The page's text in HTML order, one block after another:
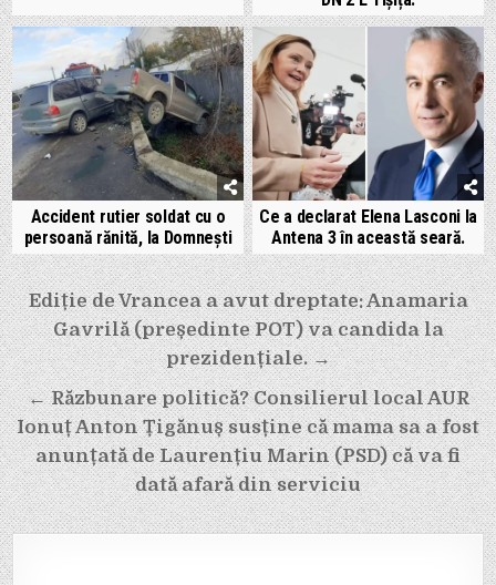
Accident rutier soldat cu o
persoană rănită, la Domnești
Ce a declarat Elena Lasconi la
Antena 3 în această seară.
Navigare
în
articole
Ediție de Vrancea a avut dreptate: Anamaria
Gavrilă (președinte POT) va candida la
prezidențiale. →
← Răzbunare politică? Consilierul local AUR
Ionuț Anton Țigănuș susține că mama sa a fost
anunțată de Laurențiu Marin (PSD) că va fi
dată afară din serviciu